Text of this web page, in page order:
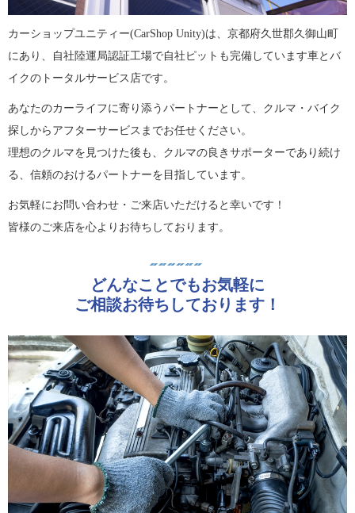
カーショップユニティー(CarShop Unity)は、京都府久世郡久御山町
にあり、自社陸運局認証工場で自社ピットも完備しています車とバ
イクのトータルサービス店です。
あなたのカーライフに寄り添うパートナーとして、クルマ・バイク
探しからアフターサービスまでお任せください。
理想のクルマを見つけた後も、クルマの良きサポーターであり続け
る、信頼のおけるパートナーを目指しています。
お気軽にお問い合わせ・ご来店いただけると幸いです！
皆様のご来店を心よりお待ちしております。
どんなことでもお気軽に
ご相談お待ちしております！